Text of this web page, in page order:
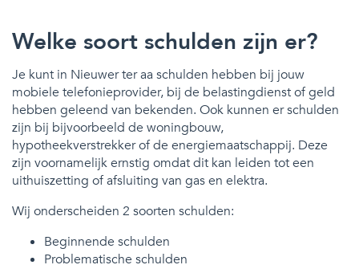
Welke soort schulden zijn er?
Je kunt in Nieuwer ter aa schulden hebben bij jouw
mobiele telefonieprovider, bij de belastingdienst of geld
hebben geleend van bekenden. Ook kunnen er schulden
zijn bij bijvoorbeeld de woningbouw,
hypotheekverstrekker of de energiemaatschappij. Deze
zijn voornamelijk ernstig omdat dit kan leiden tot een
uithuiszetting of afsluiting van gas en elektra.
Wij onderscheiden 2 soorten schulden:
Beginnende schulden
Problematische schulden